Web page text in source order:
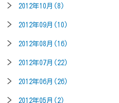
2012年10月(8)
2012年09月(10)
2012年08月(16)
2012年07月(22)
2012年06月(26)
2012年05月(2)